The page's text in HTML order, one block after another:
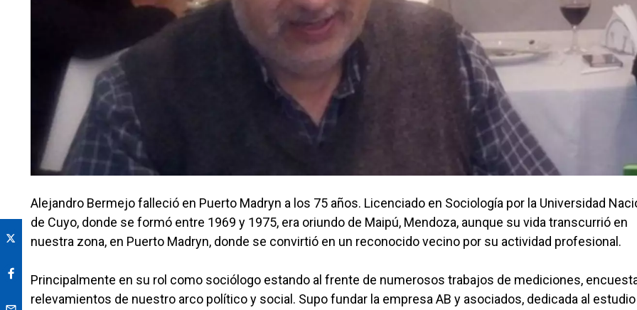
Alejandro Bermejo falleció en Puerto Madryn a los 75 años. Licenciado en Sociología por la Universidad
de Cuyo, donde se formó entre 1969 y 1975, era oriundo de Maipú, Mendoza, aunque su vida transcurrió en
nuestra zona, en Puerto Madryn, donde se convirtió en un reconocido vecino por su actividad profesional.
Principalmente en su rol como sociólogo estando al frente de numerosos trabajos de mediciones,
relevamientos de nuestro arco político y social. Supo fundar la empresa AB y asociados, dedicada al